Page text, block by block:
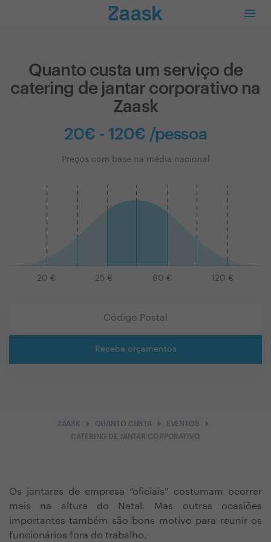
Quanto custa um serviço de
catering de jantar corporativo na
Zaask
20€ - 120€ /pessoa
Preços com base na média nacional
20 € 25 € 60 € 120 €
Receba orçamentos
ZAASK arrow_right QUANTO CUSTA arrow_right EVENTOS arrow_right
CATERING DE JANTAR CORPORATIVO
Os jantares de empresa “oficiais” costumam ocorrer
mais na altura do Natal. Mas outras ocasiões
importantes também são bons motivo para reunir os
funcionários fora do trabalho.